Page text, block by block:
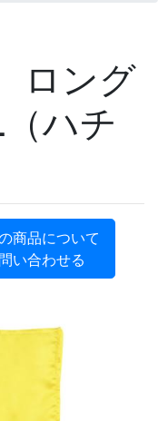
ロング
ハチ
商品について
問い合わせる